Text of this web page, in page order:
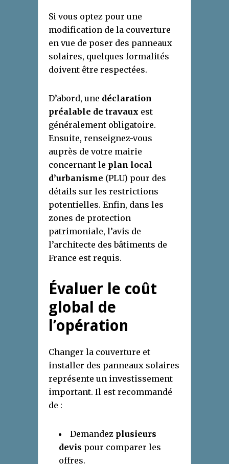
Si vous optez pour une
modification de la couverture
en vue de poser des panneaux
solaires, quelques formalités
doivent être respectées.
D’abord, une déclaration
préalable de travaux est
généralement obligatoire.
Ensuite, renseignez-vous
auprès de votre mairie
concernant le plan local
d’urbanisme (PLU) pour des
détails sur les restrictions
potentielles. Enfin, dans les
zones de protection
patrimoniale, l’avis de
l’architecte des bâtiments de
France est requis.
Évaluer le coût
global de
l’opération
Changer la couverture et
installer des panneaux solaires
représente un investissement
important. Il est recommandé
de :
Demandez plusieurs
devis pour comparer les
offres.